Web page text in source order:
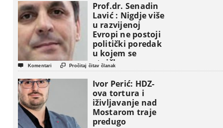
Prof.dr. Senadin
Lavić : Nigdje više
u razvijenoj
Evropi ne postoji
politički poredak
u kojem se
etničke grupe
pojavljuju kao
osnovne
političke jedinice
 Komentari  Pročitaj čitav članak
Ivor Perić: HDZ-
ova tortura i
iživljavanje nad
Mostarom traje
predugo